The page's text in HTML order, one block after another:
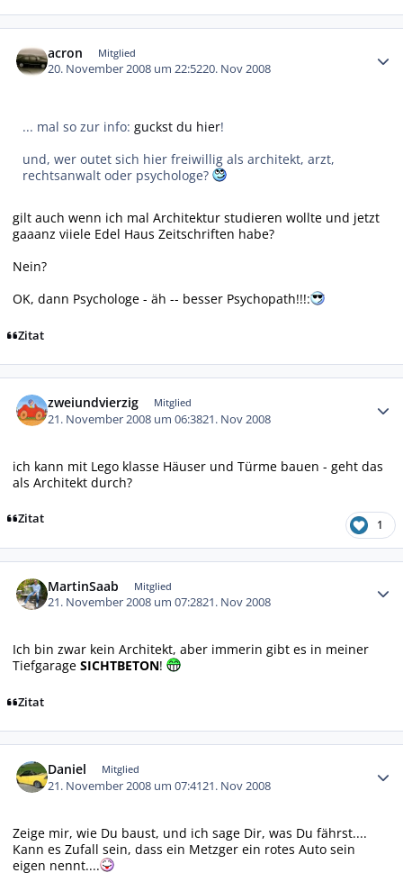
acron Mitglied
20. November 2008 um 22:5220. Nov 2008
... mal so zur info:guckst du hier!
und, wer outet sich hier freiwillig als architekt, arzt,
rechtsanwalt oder psychologe?
gilt auch wenn ich mal Architektur studieren wollte und jetzt
gaaanz viiele Edel Haus Zeitschriften habe?
Nein?
OK, dann Psychologe - äh -- besser Psychopath!!!:
Zitat
zweiundvierzig Mitglied
21. November 2008 um 06:3821. Nov 2008
ich kann mit Lego klasse Häuser und Türme bauen - geht das
als Architekt durch?
Zitat 1
MartinSaab Mitglied
21. November 2008 um 07:2821. Nov 2008
Ich bin zwar kein Architekt, aber immerin gibt es in meiner
Tiefgarage SICHTBETON!
Zitat
Daniel Mitglied
21. November 2008 um 07:4121. Nov 2008
Zeige mir, wie Du baust, und ich sage Dir, was Du fährst....
Kann es Zufall sein, dass ein Metzger ein rotes Auto sein
eigen nennt....